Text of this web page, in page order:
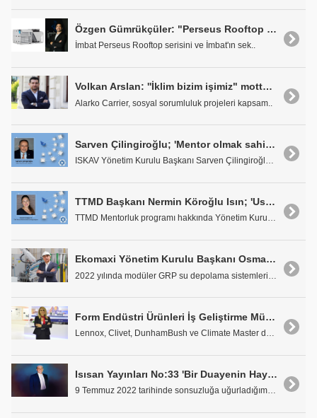
Özgen Gümrükçüler: "Perseus Rooftop Serisi ile İmbat, İklimlendirme Sektöründe Yeni Bir Dönem Başlatıyor"
İmbat Perseus Rooftop serisini ve İmbat'ın sek..
Volkan Arslan: ''İklim bizim işimiz" mottosu ile küresel iklim değişikliği farkındalığını güçlendiren çalışmalar yürütüyoruz.
Alarko Carrier, sosyal sorumluluk projeleri kapsam..
Sarven Çilingiroğlu; 'Mentor olmak sahip olduğunuz bilgi ve tecrübeyi bir sonraki nesle aktarma fırsatı sağlar'
ISKAV Yönetim Kurulu Başkanı Sarven Çilingiroğlu, ..
TTMD Başkanı Nermin Köroğlu Isın; 'Ustalarla çalışmanın kazandırdığı hal ve davranış öğretisi kitaplarda bulunmaz"
TTMD Mentorluk programı hakkında Yönetim Kurulu Ba..
Ekomaxi Yönetim Kurulu Başkanı Osman Yağız; 'Su Depolama Çözümlerimizi ve Doğalgaz Baca Sistemlerimizi, Malatya'da Kendi Tesisimizde Üretiyoruz.'
Form Endüstri Ürünleri İş Geliştirme Müdürü Pınar Gürler; 'Form FKS Klima Santrallerimize TÜV SÜD Hijyen Sertifikası Aldık'
Lennox, Clivet, DunhamBush ve Climate Master denin..
Isısan Yayınları No:33 'Bir Duayenin Hayat Hikayesi'
9 Temmuz 2022 tarihinde sonsuzluğa uğurladığımız t..